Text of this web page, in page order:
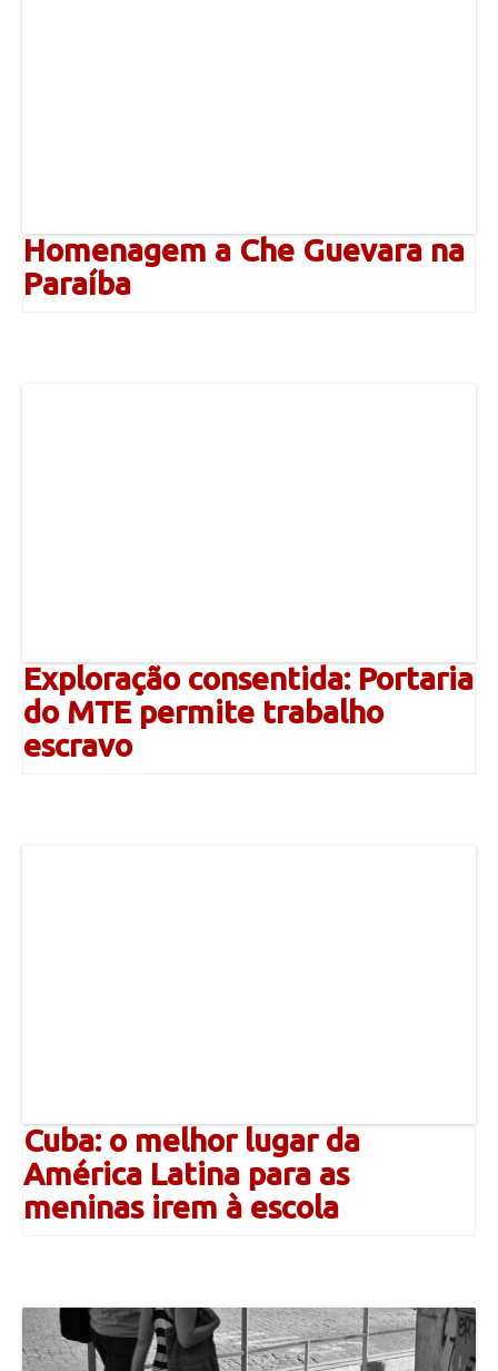
Homenagem a Che Guevara na
Paraíba
Exploração consentida: Portaria
do MTE permite trabalho
escravo
Cuba: o melhor lugar da
América Latina para as
meninas irem à escola